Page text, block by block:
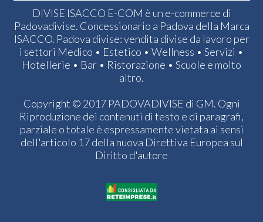
DIVISE ISACCO E-COM è un e-commerce di
Padovadivise. Concessionario a Padova della Marca
ISACCO. Padova divise: vendita divise da lavoro per
i settori Medico • Estetico • Wellness • Servizi •
Hotellerie • Bar • Ristorazione • Scuole e molto
altro.
Copyright © 2017 PADOVADIVISE di GM. Ogni
Riproduzione dei contenuti di testo e di paragrafi,
parziale o totale è espressamente vietata ai sensi
dell'articolo 17 della nuova Direttiva Europea sul
Diritto d'autore